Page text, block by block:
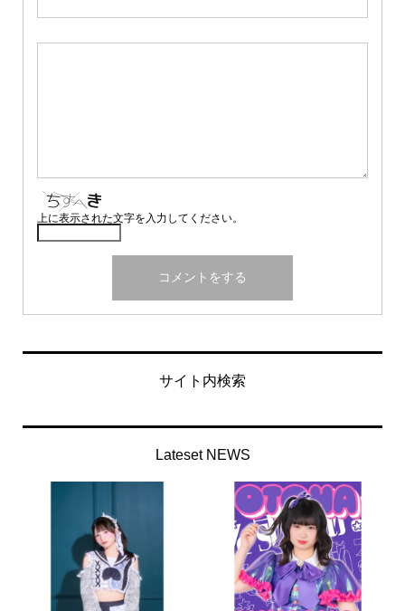
上に表示された文字を入力してください。
サイト内検索
Lateset NEWS